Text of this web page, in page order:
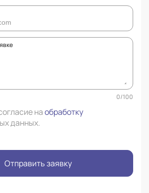
0/100
наобработку
данных.
Отправить заявку